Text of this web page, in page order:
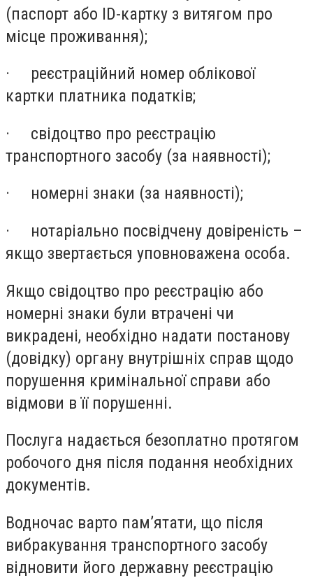
(паспорт або ID-картку з витягом про
місце проживання);
· реєстраційний номер облікової
картки платника податків;
· свідоцтво про реєстрацію
транспортного засобу (за наявності);
· номерні знаки (за наявності);
· нотаріально посвідчену довіреність –
якщо звертається уповноважена особа.
Якщо свідоцтво про реєстрацію або
номерні знаки були втрачені чи
викрадені, необхідно надати постанову
(довідку) органу внутрішніх справ щодо
порушення кримінальної справи або
відмови в її порушенні.
Послуга надається безоплатно протягом
робочого дня після подання необхідних
документів.
Водночас варто пам’ятати, що після
вибракування транспортного засобу
відновити його державну реєстрацію